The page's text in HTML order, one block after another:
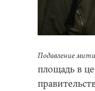
Подавление
площадь в